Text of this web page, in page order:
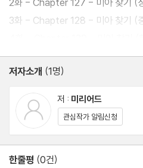
2화 - Chapter 127 - 미아 찾기 (
3화 - Chapter 128 - 미아 찾기 (
저자소개 (1명)
저 : 미리어드
관심작가 알림신청
한줄평 (0건)